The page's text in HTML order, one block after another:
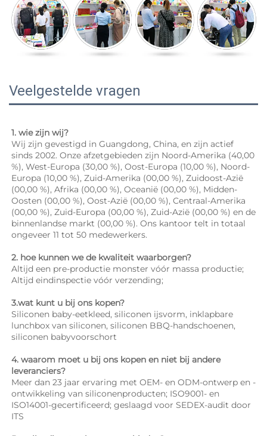
Veelgestelde vragen
1. wie zijn wij?
Wij zijn gevestigd in Guangdong, China, en zijn actief
sinds 2002. Onze afzetgebieden zijn Noord-Amerika (40,00
%), West-Europa (30,00 %), Oost-Europa (10,00 %), Noord-
Europa (10,00 %), Zuid-Amerika (00,00 %), Zuidoost-Azië
(00,00 %), Afrika (00,00 %), Oceanië (00,00 %), Midden-
Oosten (00,00 %), Oost-Azië (00,00 %), Centraal-Amerika
(00,00 %), Zuid-Europa (00,00 %), Zuid-Azië (00,00 %) en de
binnenlandse markt (00,00 %). Ons kantoor telt in totaal
ongeveer 11 tot 50 medewerkers.
2. hoe kunnen we de kwaliteit waarborgen?
Altijd een pre-productie monster vóór massa productie;
Altijd eindinspectie vóór verzending;
3.wat kunt u bij ons kopen?
Siliconen baby-eetkleed, siliconen ijsvorm, inklapbare
lunchbox van siliconen, siliconen BBQ-handschoenen,
siliconen babyvoorschort
4. waarom moet u bij ons kopen en niet bij andere
leveranciers?
Meer dan 23 jaar ervaring met OEM- en ODM-ontwerp en -
ontwikkeling van siliconenproducten; ISO9001- en
ISO14001-gecertificeerd; geslaagd voor SEDEX-audit door
ITS